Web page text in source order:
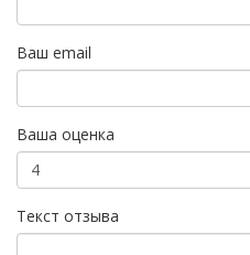
Ваш email
Ваша оценка
Текст отзыва